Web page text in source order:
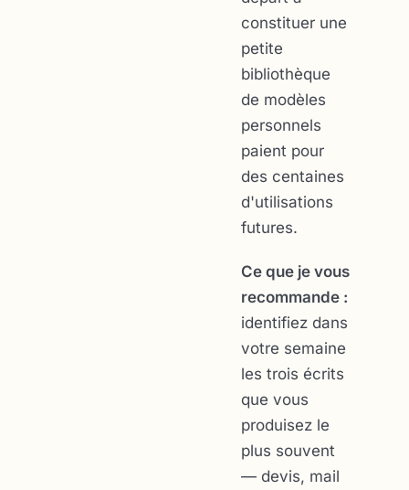
constituer une
petite
bibliothèque
de modèles
personnels
paient pour
des centaines
d'utilisations
futures.
Ce que je vous
recommande :
identifiez dans
votre semaine
les trois écrits
que vous
produisez le
plus souvent
— devis, mail